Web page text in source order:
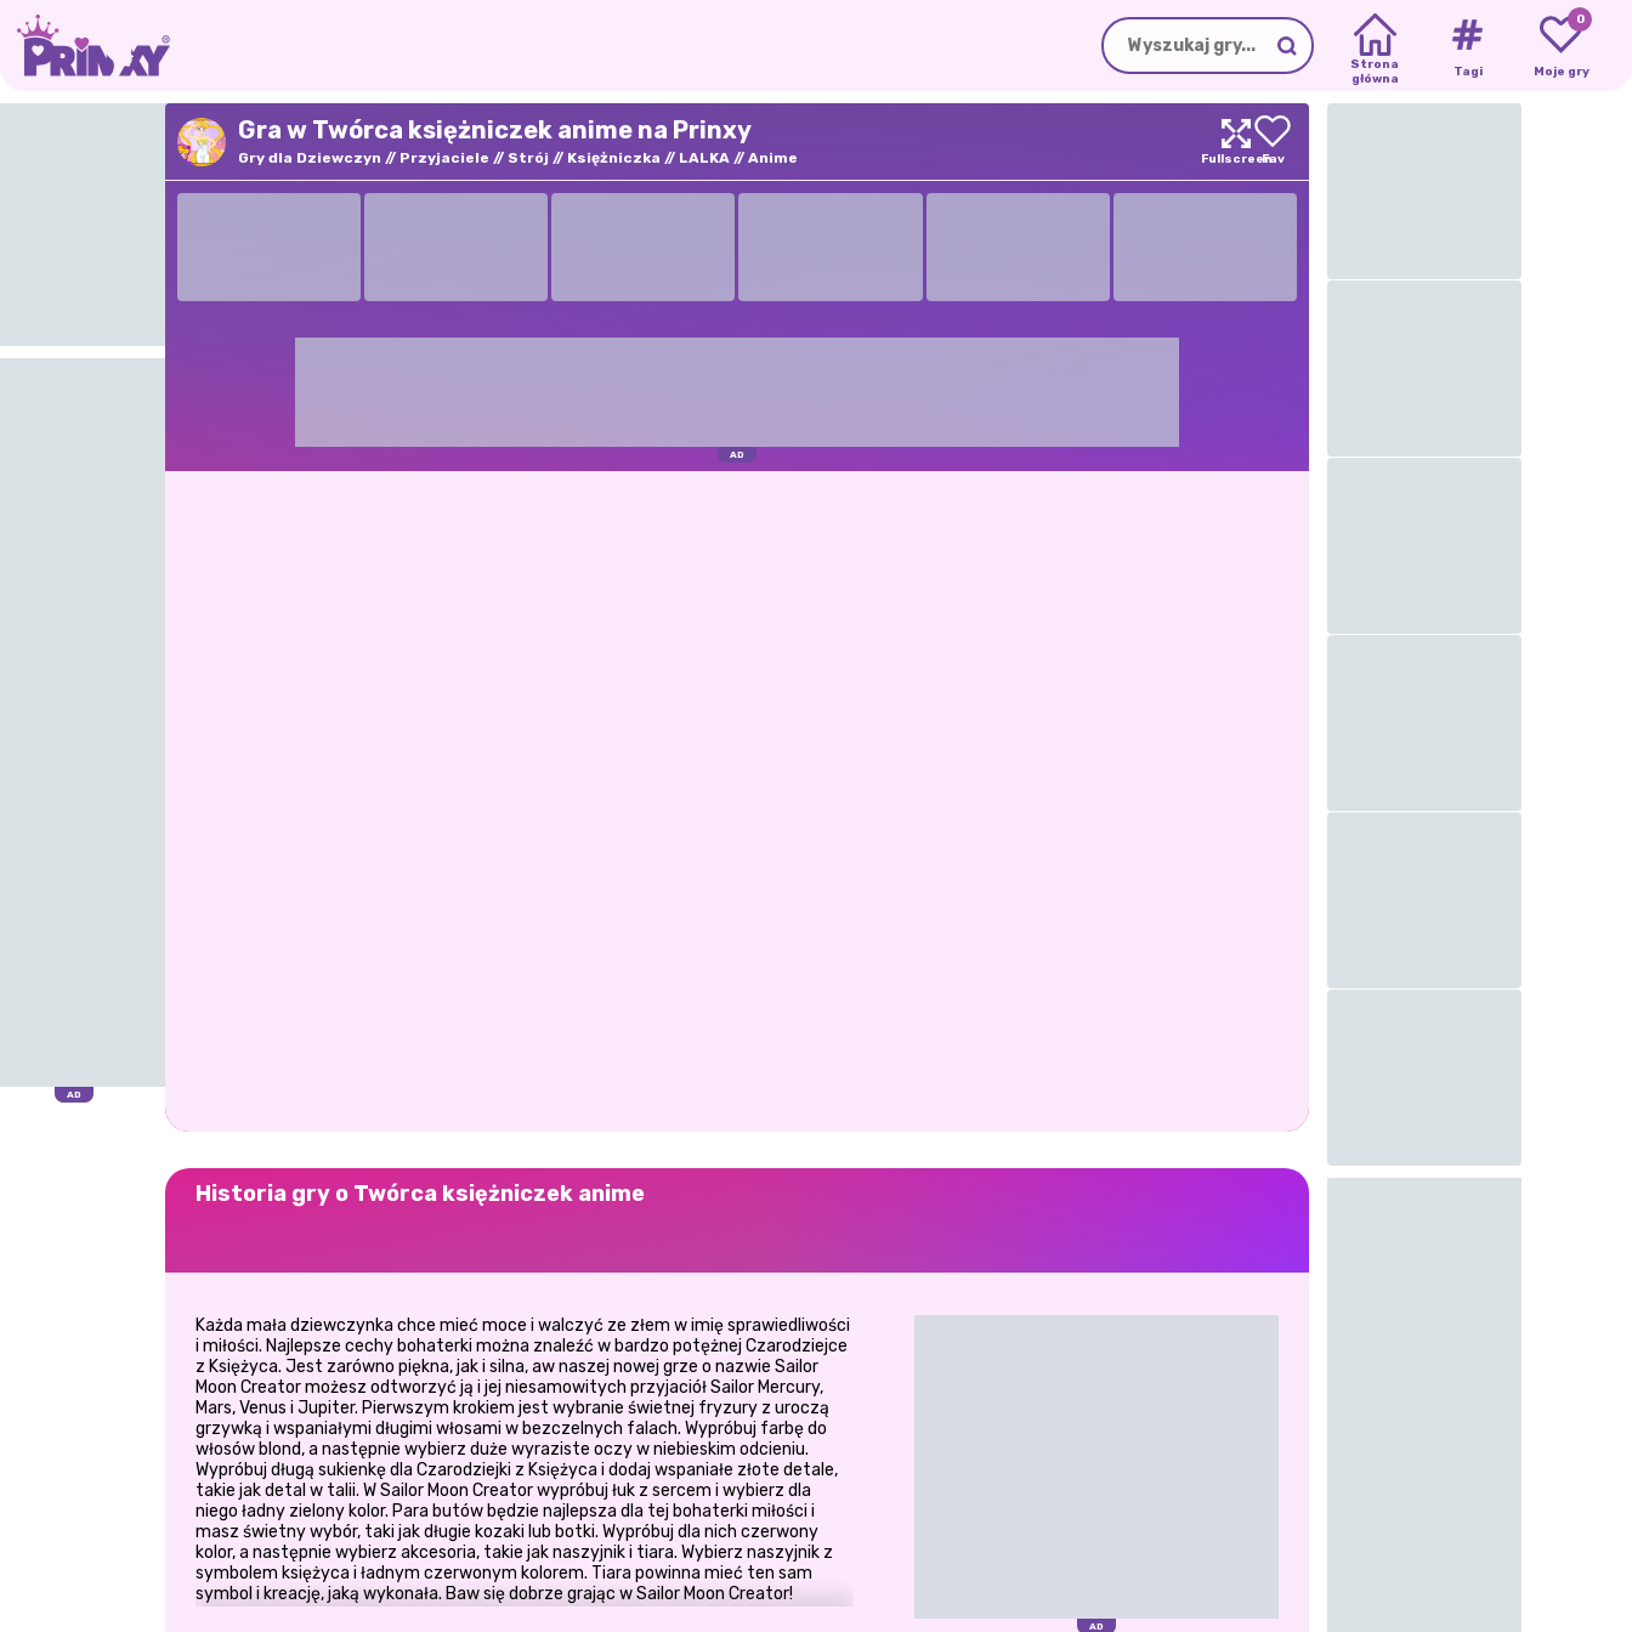
Strona
główna
Tagi
0
Moje gry
Gra w Twórca księżniczek anime na Prinxy
Gry dla Dziewczyn Przyjaciele Strój Księżniczka LALKA Anime
Historia gry o Twórca księżniczek anime
Każda mała dziewczynka chce mieć moce i walczyć ze złem w imię sprawiedliwości
i miłości. Najlepsze cechy bohaterki można znaleźć w bardzo potężnej Czarodziejce
z Księżyca. Jest zarówno piękna, jak i silna, aw naszej nowej grze o nazwie Sailor
Moon Creator możesz odtworzyć ją i jej niesamowitych przyjaciół Sailor Mercury,
Mars, Venus i Jupiter. Pierwszym krokiem jest wybranie świetnej fryzury z uroczą
grzywką i wspaniałymi długimi włosami w bezczelnych falach. Wypróbuj farbę do
włosów blond, a następnie wybierz duże wyraziste oczy w niebieskim odcieniu.
Wypróbuj długą sukienkę dla Czarodziejki z Księżyca i dodaj wspaniałe złote detale,
takie jak detal w talii. W Sailor Moon Creator wypróbuj łuk z sercem i wybierz dla
niego ładny zielony kolor. Para butów będzie najlepsza dla tej bohaterki miłości i
masz świetny wybór, taki jak długie kozaki lub botki. Wypróbuj dla nich czerwony
kolor, a następnie wybierz akcesoria, takie jak naszyjnik i tiara. Wybierz naszyjnik z
symbolem księżyca i ładnym czerwonym kolorem. Tiara powinna mieć ten sam
symbol i kreację, jaką wykonała. Baw się dobrze grając w Sailor Moon Creator!